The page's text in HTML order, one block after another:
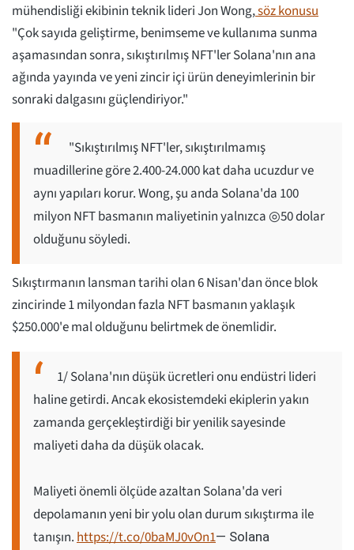
mühendisliği ekibinin teknik lideri Jon Wong,söz konusu
"Çok sayıda geliştirme, benimseme ve kullanıma sunma
aşamasından sonra, sıkıştırılmış NFT'ler Solana'nın ana
ağında yayında ve yeni zincir içi ürün deneyimlerinin bir
sonraki dalgasını güçlendiriyor."
"Sıkıştırılmış NFT'ler, sıkıştırılmamış
muadillerine göre 2.400-24.000 kat daha ucuzdur ve
aynı yapıları korur. Wong, şu anda Solana'da 100
milyon NFT basmanın maliyetinin yalnızca ◎50 dolar
olduğunu söyledi.
Sıkıştırmanın lansman tarihi olan 6 Nisan'dan önce blok
zincirinde 1 milyondan fazla NFT basmanın yaklaşık
$250.000'e mal olduğunu belirtmek de önemlidir.
1/ Solana'nın düşük ücretleri onu endüstri lideri
haline getirdi. Ancak ekosistemdeki ekiplerin yakın
zamanda gerçekleştirdiği bir yenilik sayesinde
maliyeti daha da düşük olacak.
Maliyeti önemli ölçüde azaltan Solana'da veri
depolamanın yeni bir yolu olan durum sıkıştırma ile
tanışın.https://t.co/0baMJ0vOn1— Solana